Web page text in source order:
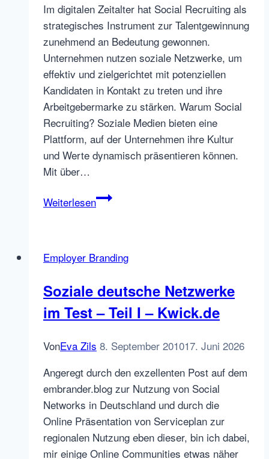
Im digitalen Zeitalter hat Social Recruiting als
strategisches Instrument zur Talentgewinnung
zunehmend an Bedeutung gewonnen.
Unternehmen nutzen soziale Netzwerke, um
effektiv und zielgerichtet mit potenziellen
Kandidaten in Kontakt zu treten und ihre
Arbeitgebermarke zu stärken. Warum Social
Recruiting? Soziale Medien bieten eine
Plattform, auf der Unternehmen ihre Kultur
und Werte dynamisch präsentieren können.
Mit über…
WeiterlesenSocial
Strategie
Talentgewinnung
Employer Branding
Soziale deutsche Netzwerke
im Test – Teil I – Kwick.de
VonEva Zils 8. September 201017. Juni 2026
Angeregt durch den exzellenten Post auf dem
embrander.blog zur Nutzung von Social
Networks in Deutschland und durch die
Online Präsentation von Serviceplan zur
regionalen Nutzung eben dieser, bin ich dabei,
mir einige Online Communities etwas näher